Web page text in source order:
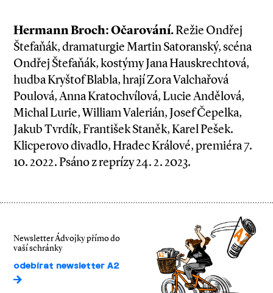
Hermann Broch: Očarování.Režie Ondřej
Štefaňák, dramaturgie Martin Satoranský, scéna
Ondřej Štefaňák, kostýmy Jana Hauskrechtová,
hudba Kryštof Blabla, hrají Zora Valchařová
Poulová, Anna Kratochvílová, Lucie Andělová,
Michal Lurie, William Valerián, Josef Čepelka,
Jakub Tvrdík, František Staněk, Karel Pešek.
Klicperovo divadlo, Hradec Králové, premiéra 7.
10. 2022. Psáno z reprízy 24. 2. 2023.
Newsletter Ádvojky přímo do
vaší schránky
odebírat newsletter A2